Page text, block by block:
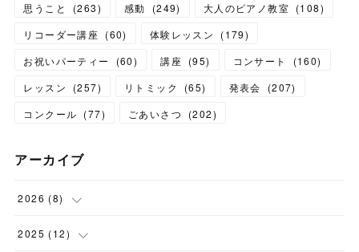
思うこと
(263) 感動 (249) 大人のピアノ教室 (108)
リコーダー講座 (60) 体験レッスン (179)
お祝いパーティー
(60) 講座 (95) コンサート (160)
レッスン
(257) リトミック (65) 発表会 (207)
コンクール (77) ごあいさつ (202)
アーカイブ
2026 (8)
(1)
2025 (12)